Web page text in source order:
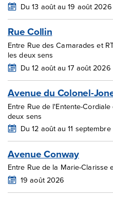
Du 13 août au 19 août 2026
Rue Collin
Entre Rue des Camarades et
les deux sens
Du 12 août au 17 août 2026
Avenue du Colonel-
Entre Rue de l'Entente-
deux sens
Du 12 août au 11
Avenue Conway
Entre Rue de la Marie-Clarisse
19 août 2026